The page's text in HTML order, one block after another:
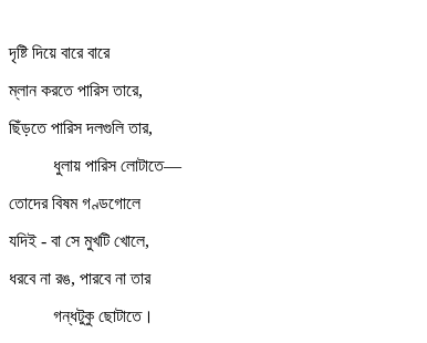
দৃষ্টি দিয়ে বারে বারে
ম্লান করতে পারিস তারে,
ছিঁড়তে পারিস দলগুলি তার,
ধুলায় পারিস লোটাতে—
তোদের বিষম গণ্ডগোলে
যদিই - বা সে মুখটি খোলে,
ধরবে না রঙ, পারবে না তার
গন্ধটুকু ছোটাতে।